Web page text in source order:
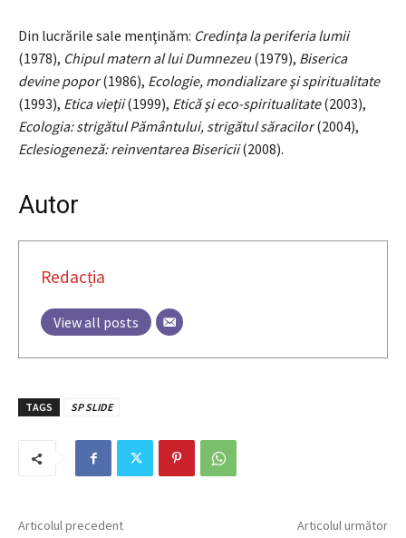
Din lucrările sale menţinăm: Credinţa la periferia lumii
(1978), Chipul matern al lui Dumnezeu(1979), Biserica
devine popor(1986), Ecologie, mondializare şi spiritualitate
(1993), Etica vieţii(1999), Etică şi eco-spiritualitate(2003),
Ecologia: strigătul Pământului, strigătul săracilor(2004),
Eclesiogeneză: reinventarea Bisericii(2008).
Autor
Redacția
View all posts
TAGS SP SLIDE
Articolul precedent Articolul următor